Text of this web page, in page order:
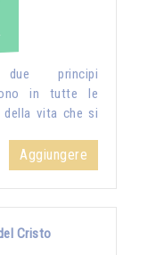
due principi
in tutte le
della vita che si
Aggiungere
Cristo